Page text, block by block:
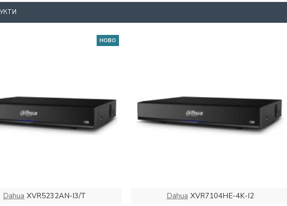
НОВО
Dahua XVR5232AN-I3/Т Dahua XVR7104HE-4K-I2